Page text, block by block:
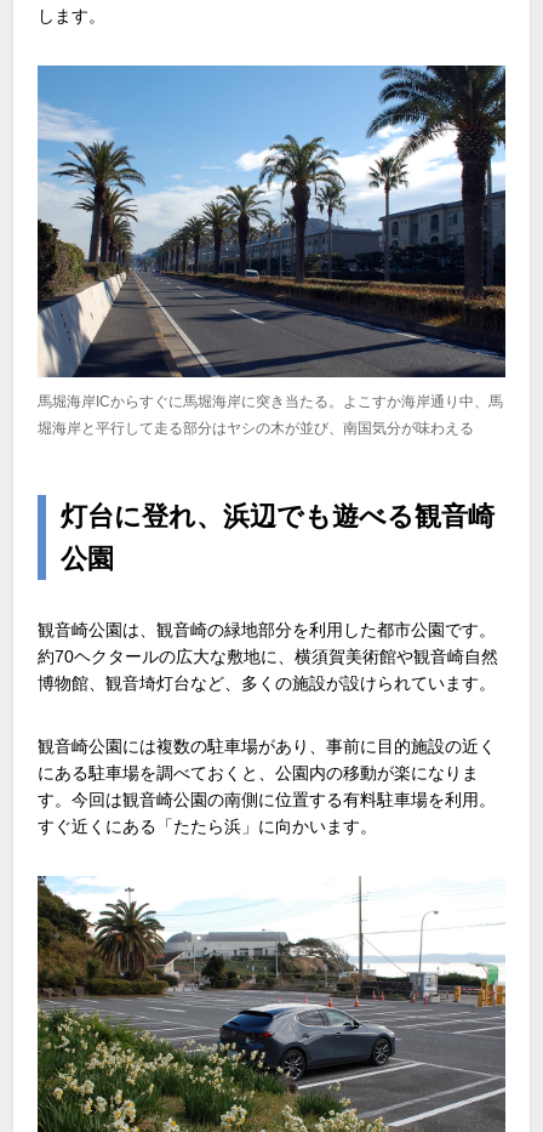
します。
馬堀海岸ICからすぐに馬堀海岸に突き当たる。よこすか海岸通り中、馬
堀海岸と平行して走る部分はヤシの木が並び、南国気分が味わえる
灯台に登れ、浜辺でも遊べる観音崎
公園
観音崎公園は、観音崎の緑地部分を利用した都市公園です。
約70ヘクタールの広大な敷地に、横須賀美術館や観音崎自然
博物館、観音埼灯台など、多くの施設が設けられています。
観音崎公園には複数の駐車場があり、事前に目的施設の近く
にある駐車場を調べておくと、公園内の移動が楽になりま
す。今回は観音崎公園の南側に位置する有料駐車場を利用。
すぐ近くにある「たたら浜」に向かいます。